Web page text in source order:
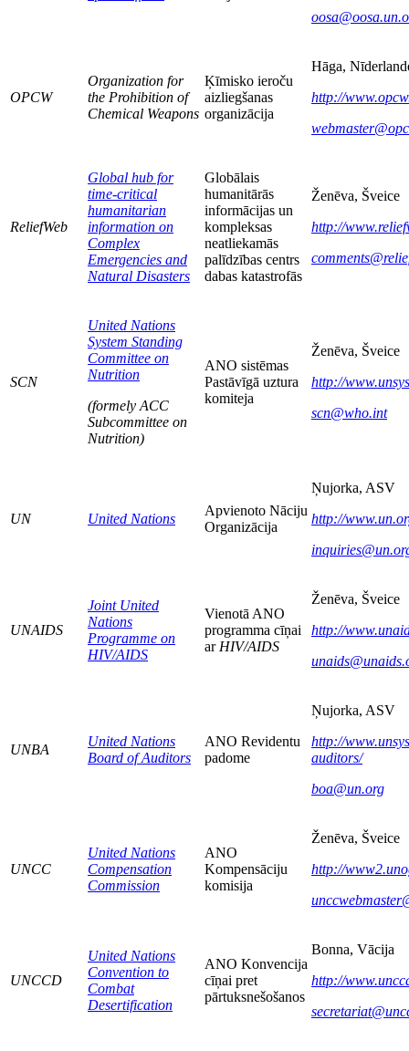
OPCW
Organization for
the Prohibition of
Chemical Weapons
Ķīmisko ieroču
aizliegšanas
organizācija
Hāga,
http://
ReliefWeb
Global hub for
time-critical
humanitarian
information on
Complex
Emergencies and
Natural Disasters
Globālais
humanitārās
informācijas un
kompleksas
neatliekamās
palīdzības centrs
dabas katastrofās
Ženēva, Šveice
http://
SCN
United Nations
System Standing
Committee on
Nutrition
(formely ACC
Subcommittee on
Nutrition)
ANO sistēmas
Pastāvīgā uztura
komiteja
Ženēva, Šveice
http://
scn@who.int
UN United Nations
Apvienoto Nāciju
Organizācija
Ņujorka, ASV
http://
UNAIDS
Joint United
Nations
Programme on
HIV/AIDS
Vienotā ANO
programma cīņai
ar HIV/AIDS
Ženēva, Šveice
http://
UNBA
United Nations
Board of Auditors
ANO Revidentu
padome
Ņujorka, ASV
http://
auditors/
boa@un.org
UNCC
United Nations
Compensation
Commission
ANO
Kompensāciju
komisija
Ženēva, Šveice
http://
UNCCD
United Nations
Convention to
Combat
Desertification
ANO Konvencija
cīņai pret
pārtuksnešošanos
Bonna, Vācija
http://